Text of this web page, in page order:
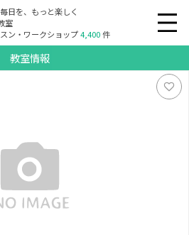
日を、もっと楽しく
室
ン・ワークショップ4,400件
教室情報